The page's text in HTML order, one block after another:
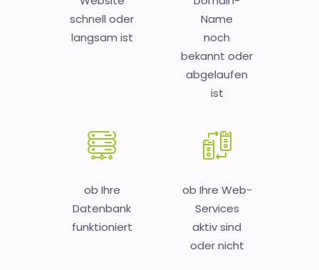
schnell oder
langsam ist
Name
noch
bekannt oder
abgelaufen
ist
ob Ihre
Datenbank
funktioniert
ob Ihre Web-
Services
aktiv sind
oder nicht